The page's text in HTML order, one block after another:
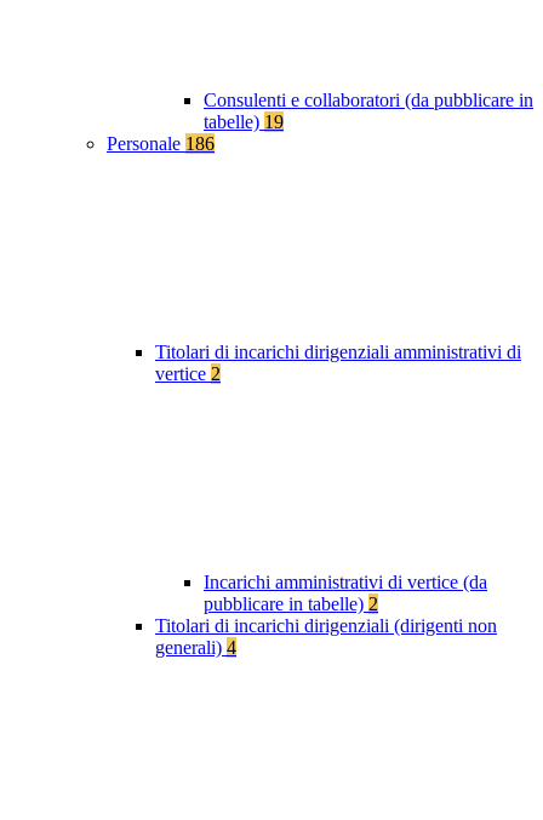
Consulenti e collaboratori (da pubblicare in
tabelle) 19
Personale 186
Titolari di incarichi dirigenziali amministrativi di
vertice 2
Incarichi amministrativi di vertice (da
pubblicare in tabelle) 2
Titolari di incarichi dirigenziali (dirigenti non
generali) 4